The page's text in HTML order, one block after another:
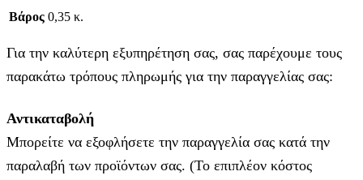
Βάρος 0,35 κ.
Για την καλύτερη εξυπηρέτηση σας, σας παρέχουμε τους
παρακάτω τρόπους πληρωμής για την παραγγελίας σας:
Αντικαταβολή
Μπορείτε να εξοφλήσετε την παραγγελία σας κατά την
παραλαβή των προϊόντων σας. (Το επιπλέον κόστος